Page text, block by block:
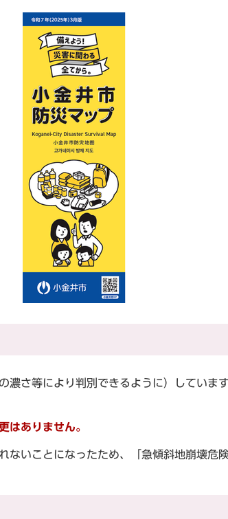
濃さ等により判別できるように）していま
はありません。
ないことになったため、「急傾斜地崩壊